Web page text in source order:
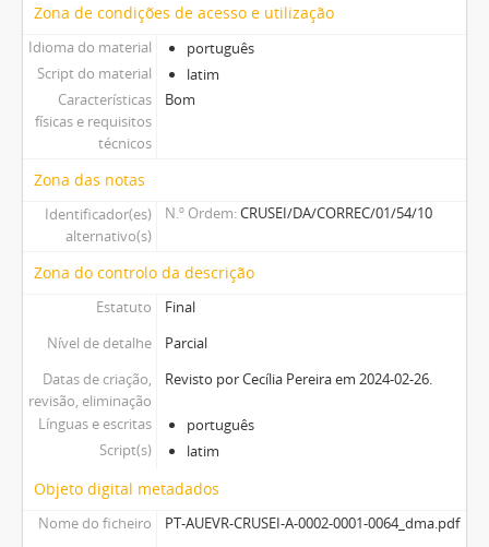
Zona de condições de acesso e utilização
Idioma do material
português
Script do material
latim
Características
físicas e requisitos
técnicos
Bom
Zona das notas
Identificador(es)
alternativo(s)
N.º Ordem CRUSEI/DA/CORREC/01/54/10
Zona do controlo da descrição
Estatuto
Final
Nível de detalhe
Parcial
Datas de criação,
revisão, eliminação
Revisto por Cecília Pereira em 2024-02-26.
Línguas e escritas
português
Script(s)
latim
Objeto digital metadados
Nome do ficheiro
PT-AUEVR-CRUSEI-A-0002-0001-0064_dma.pdf